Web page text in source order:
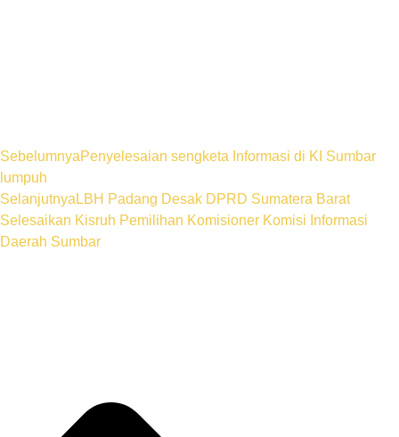
SebelumnyaPenyelesaian sengketa Informasi di KI Sumbar
lumpuh
Selanjutnya LBH Padang Desak DPRD Sumatera Barat
Selesaikan Kisruh Pemilihan Komisioner Komisi Informasi
Daerah Sumbar